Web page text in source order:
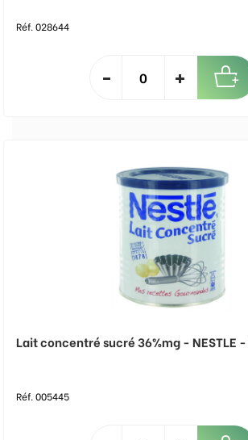
Réf. 028644
Lait concentré sucré 36%mg - NESTLE
Réf. 005445